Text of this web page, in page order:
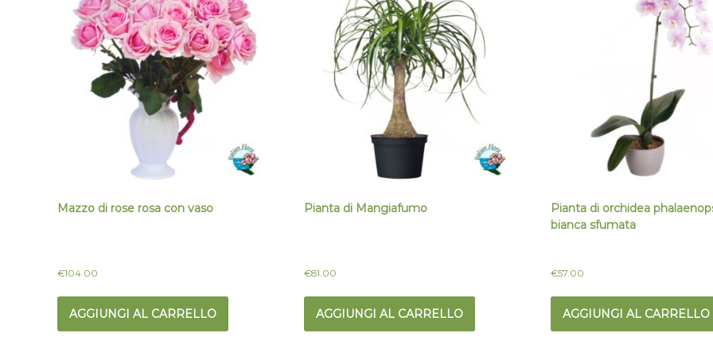
Mazzo di rose rosa con vaso
€104.00
AGGIUNGI AL CARRELLO
Pianta di Mangiafumo
€81.00
AGGIUNGI AL CARRELLO
Pianta di orchidea
bianca sfumata
€57.00
AGGIUNGI AL CARRELLO